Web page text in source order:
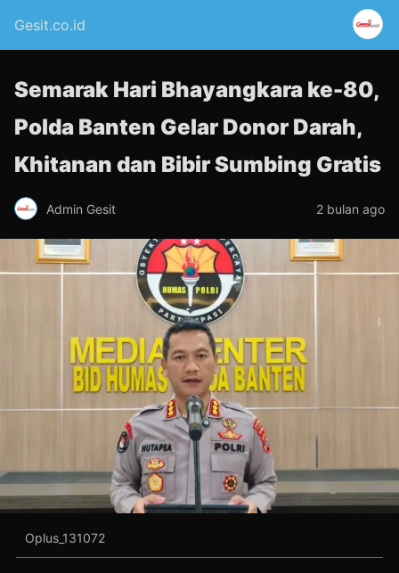
Gesit.co.id
Semarak Hari Bhayangkara ke-80,
Polda Banten Gelar Donor Darah,
Khitanan dan Bibir Sumbing Gratis
Admin Gesit 2 bulan ago
Oplus_131072